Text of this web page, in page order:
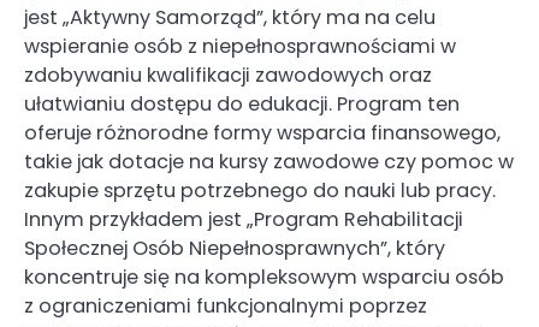
jest „Aktywny Samorząd”, który ma na celu
wspieranie osób z niepełnosprawnościami w
zdobywaniu kwalifikacji zawodowych oraz
ułatwianiu dostępu do edukacji. Program ten
oferuje różnorodne formy wsparcia finansowego,
takie jak dotacje na kursy zawodowe czy pomoc w
zakupie sprzętu potrzebnego do nauki lub pracy.
Innym przykładem jest „Program Rehabilitacji
Społecznej Osób Niepełnosprawnych”, który
koncentruje się na kompleksowym wsparciu osób
z ograniczeniami funkcjonalnymi poprzez